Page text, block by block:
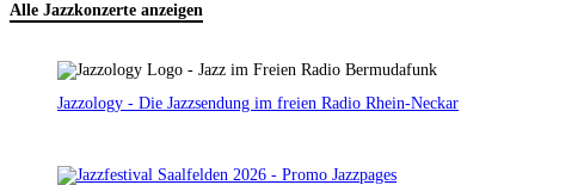
Alle Jazzkonzerte anzeigen
Jazzology - Die Jazzsendung im freien Radio Rhein-Neckar